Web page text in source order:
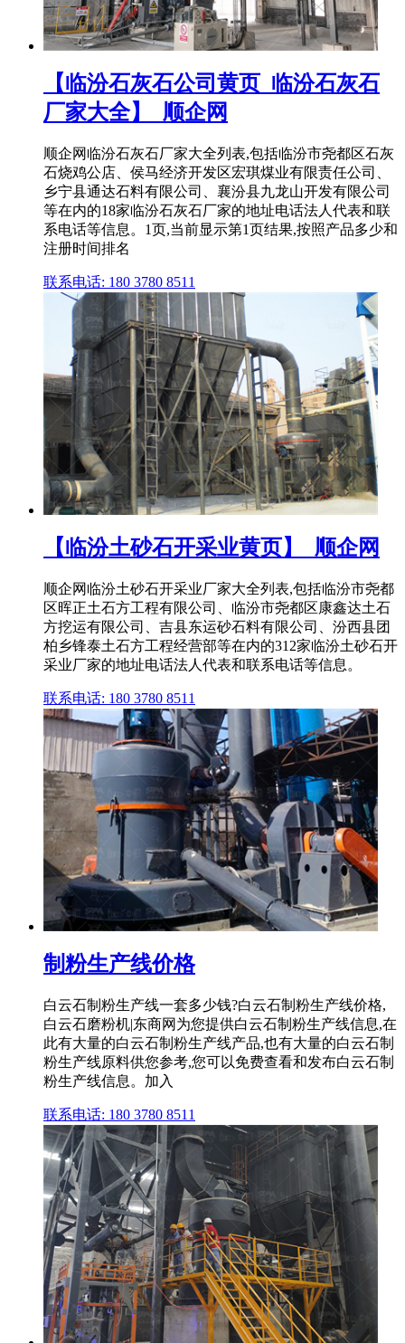
【临汾石灰石公司黄页_临汾石灰石
厂家大全】_顺企网
顺企网临汾石灰石厂家大全列表,包括临汾市尧都区石灰
石烧鸡公店、侯马经济开发区宏琪煤业有限责任公司、
乡宁县通达石料有限公司、襄汾县九龙山开发有限公司
等在内的18家临汾石灰石厂家的地址电话法人代表和联
系电话等信息。1页,当前显示第1页结果,按照产品多少和
注册时间排名
联系电话: 180 3780 8511
【临汾土砂石开采业黄页】_顺企网
顺企网临汾土砂石开采业厂家大全列表,包括临汾市尧都
区晖正土石方工程有限公司、临汾市尧都区康鑫达土石
方挖运有限公司、吉县东运砂石料有限公司、汾西县团
柏乡锋泰土石方工程经营部等在内的312家临汾土砂石开
采业厂家的地址电话法人代表和联系电话等信息。
联系电话: 180 3780 8511
制粉生产线价格
白云石制粉生产线一套多少钱?白云石制粉生产线价格,
白云石磨粉机|东商网为您提供白云石制粉生产线信息,在
此有大量的白云石制粉生产线产品,也有大量的白云石制
粉生产线原料供您参考,您可以免费查看和发布白云石制
粉生产线信息。加入
联系电话: 180 3780 8511